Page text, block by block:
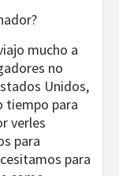
mucho a
no
Unidos,
tiempo para
verles
para
para